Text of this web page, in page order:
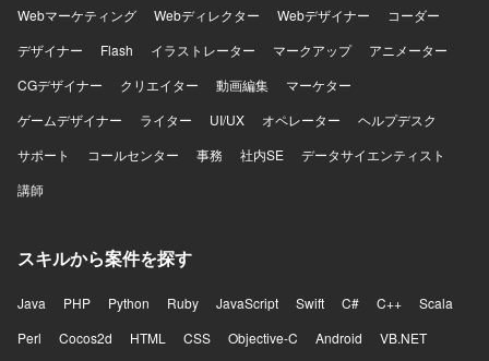
Webマーケティング
Webディレクター Webデザイナー
コーダー
デザイナー
Flash イラストレーター マークアップ
アニメーター
CGデザイナー
クリエイター 動画編集
マーケター
ゲームデザイナー
ライター UI/UX オペレーター
ヘルプデスク
サポート
コールセンター 事務 社内SE
データサイエンティスト
講師
スキルから案件を探す
Java PHP Python Ruby JavaScript Swift C# C++
Scala
Perl
Cocos2d HTML CSS Objective-C Android
VB.NET